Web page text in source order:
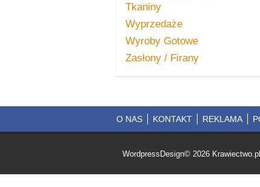
Tkaniny
Wyprzedaże
Wyroby Gotowe
Zasłony / Firany
O NAS KONTAKT REKLAMA
WordpressDesign© 2026